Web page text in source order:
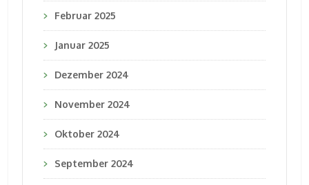
Februar 2025
Januar 2025
Dezember 2024
November 2024
Oktober 2024
September 2024